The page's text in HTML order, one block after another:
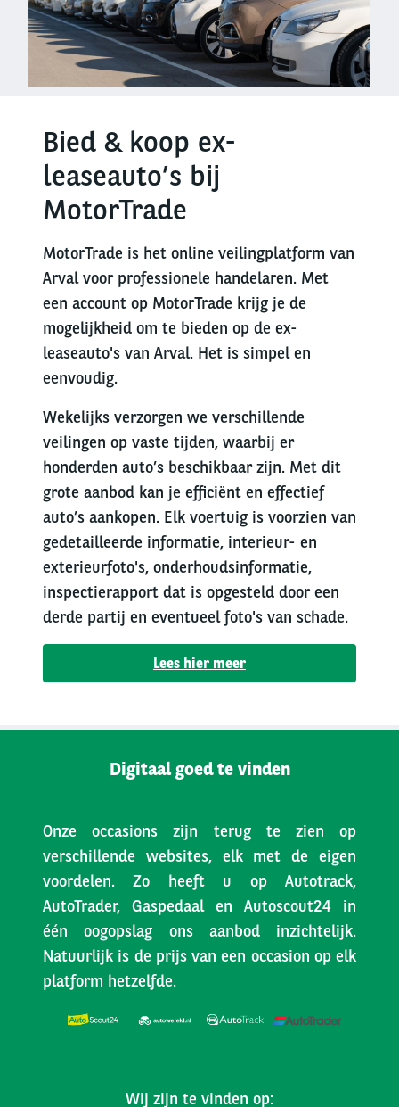
Bied & koop ex-
leaseauto’s bij
MotorTrade
MotorTrade is het online veilingplatform van
Arval voor professionele handelaren. Met
een account op MotorTrade krijg je de
mogelijkheid om te bieden op de ex-
leaseauto's van Arval. Het is simpel en
eenvoudig.
Wekelijks verzorgen we verschillende
veilingen op vaste tijden, waarbij er
honderden auto’s beschikbaar zijn. Met dit
grote aanbod kan je efficiënt en effectief
auto’s aankopen. Elk voertuig is voorzien van
gedetailleerde informatie, interieur- en
exterieurfoto's, onderhoudsinformatie,
inspectierapport dat is opgesteld door een
derde partij en eventueel foto's van schade.
Lees hier meer
Digitaal goed te vinden
Onze occasions zijn terug te zien op
verschillende websites, elk met de eigen
voordelen. Zo heeft u op Autotrack,
AutoTrader, Gaspedaal en Autoscout24 in
één oogopslag ons aanbod inzichtelijk.
Natuurlijk is de prijs van een occasion op elk
platform hetzelfde.
Wij zijn te vinden op: